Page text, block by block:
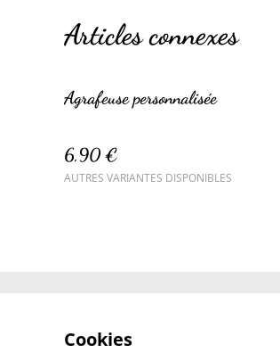
Articles connexes
Agrafeuse personnalisée
6,90 €
AUTRES VARIANTES DISPONIBLES
Cookies